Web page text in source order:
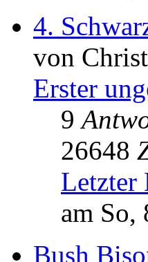
4.
von
Erster
9
26648
Letzter
am So,
Bush